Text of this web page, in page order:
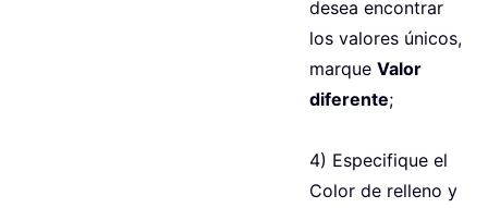
desea encontrar
los valores únicos,
marque Valor
diferente;
4) Especifique el
Color de relleno y